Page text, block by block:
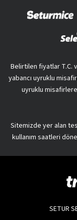
Belirtilen fiyatlar T.C.
yabancı uyruklu
uyruklu
Sitemizde yer alan
kullanım saatleri
SETUR